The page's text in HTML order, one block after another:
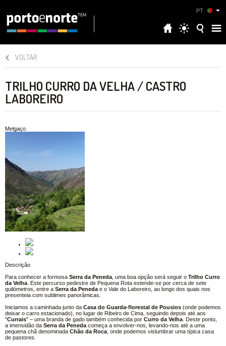
PT
VOLTAR
TRILHO CURRO DA VELHA / CASTRO
LABOREIRO
Melgaço
Descrição
Para conhecer a formosa Serra da Peneda , uma boa opção será seguir o Trilho Curro
da Velha . Este percurso pedestre de Pequena Rota estende-se por cerca de sete
quilómetros, entre a Serra da Peneda e o Vale do Laboreiro, ao longo dos quais nos
presenteia com sublimes panorâmicas.
Iniciamos a caminhada junto da Casa do Guarda-florestal de Pousios (onde podemos
deixar o carro estacionado), no lugar de Ribeiro de Cima, seguindo depois até aos
"Currais" – uma branda de gado também conhecida por Curro da Velha . Deste ponto,
a imensidão da Serra da Peneda começa a envolver-nos, levando-nos até a uma
pequena chã denominada Chão da Roca , onde podemos vislumbrar uma típica casa
de pastores.